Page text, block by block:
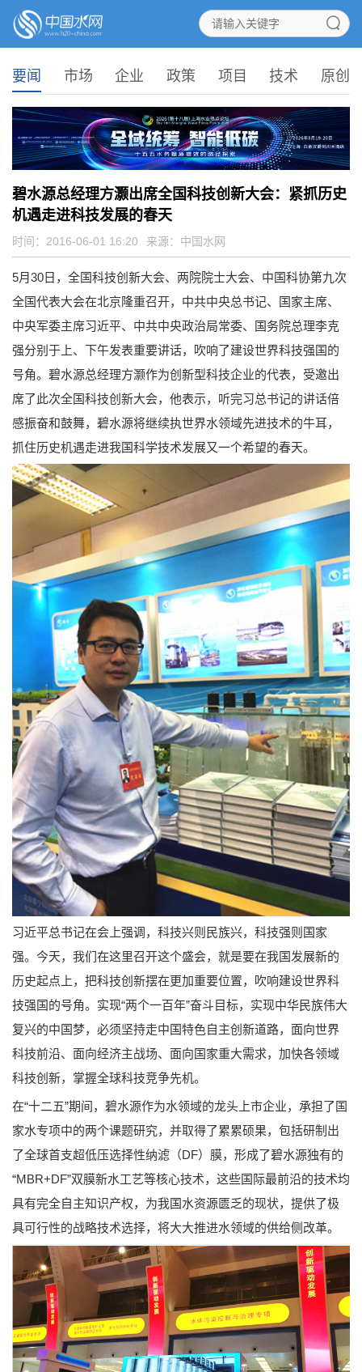
要闻 市场 企业 政策 项目 技术 原创
碧水源总经理方灏出席全国科技创新大会：紧抓历史
机遇走进科技发展的春天
时间：2016-06-01 16:20 来源： 中国水网
5月30日，全国科技创新大会、两院院士大会、中国科协第九次
全国代表大会在北京隆重召开，中共中央总书记、国家主席、
中央军委主席习近平、中共中央政治局常委、国务院总理李克
强分别于上、下午发表重要讲话，吹响了建设世界科技强国的
号角。碧水源总经理方灏作为创新型科技企业的代表，受邀出
席了此次全国科技创新大会，他表示，听完习总书记的讲话倍
感振奋和鼓舞，碧水源将继续执世界水领域先进技术的牛耳，
抓住历史机遇走进我国科学技术发展又一个希望的春天。
习近平总书记在会上强调，科技兴则民族兴，科技强则国家
强。今天，我们在这里召开这个盛会，就是要在我国发展新的
历史起点上，把科技创新摆在更加重要位置，吹响建设世界科
技强国的号角。实现“两个一百年”奋斗目标，实现中华民族伟大
复兴的中国梦，必须坚持走中国特色自主创新道路，面向世界
科技前沿、面向经济主战场、面向国家重大需求，加快各领域
科技创新，掌握全球科技竞争先机。
在“十二五”期间，碧水源作为水领域的龙头上市企业，承担了国
家水专项中的两个课题研究，并取得了累累硕果，包括研制出
了全球首支超低压选择性纳滤（DF）膜，形成了碧水源独有的
“MBR+DF”双膜新水工艺等核心技术，这些国际最前沿的技术均
具有完全自主知识产权，为我国水资源匮乏的现状，提供了极
具可行性的战略技术选择，将大大推进水领域的供给侧改革。